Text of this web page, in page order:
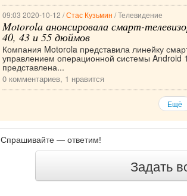
09:03 2020-10-12 /Стас Кузьмин / Телевидение
Motorola анонсировала смарт-
40, 43 и 55 дюймов
Компания Motorola представила линейку
управлением операционной системы Android
представлена...
0 комментариев, 1 нравится
Ещё
Спрашивайте — ответим!
Задать